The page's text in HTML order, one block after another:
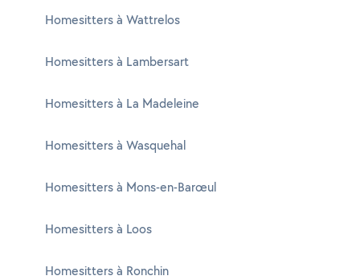
Homesitters à Wattrelos
Homesitters à Lambersart
Homesitters à La Madeleine
Homesitters à Wasquehal
Homesitters à Mons-en-Barœul
Homesitters à Loos
Homesitters à Ronchin